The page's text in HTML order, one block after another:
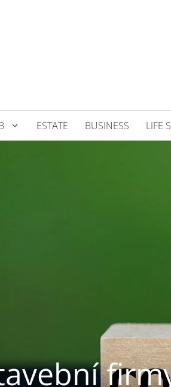
ESTATE BUSINESS LIFE